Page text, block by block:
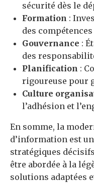
sécurité dès le
Formation :
des
Gouvernance :
des
Planification :
rigoureuse pour
Culture
l’adhésion et
En somme, la
d’information est
stratégiques
être abordée à la
solutions adaptées